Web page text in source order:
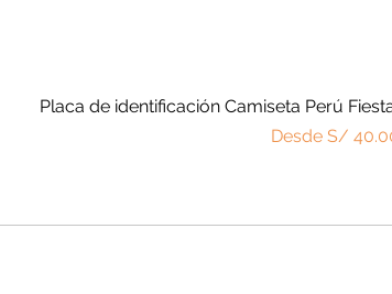
Vista rápida
Placa de identificación Camiseta Perú
Desde S/
Precio de